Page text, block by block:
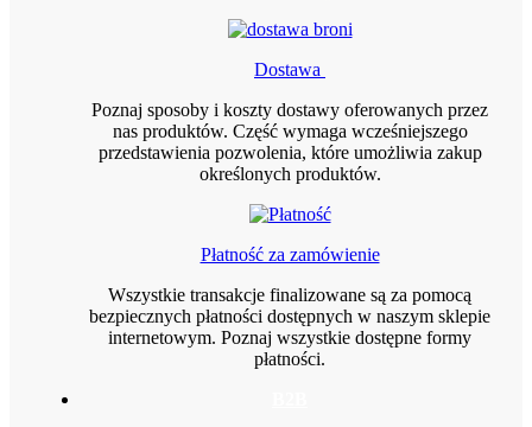
Dostawa
Poznaj sposoby i koszty dostawy oferowanych przez
nas produktów. Część wymaga wcześniejszego
przedstawienia pozwolenia, które umożliwia zakup
określonych produktów.
Płatność za zamówienie
Wszystkie transakcje finalizowane są za pomocą
bezpiecznych płatności dostępnych w naszym sklepie
internetowym. Poznaj wszystkie dostępne formy
płatności.